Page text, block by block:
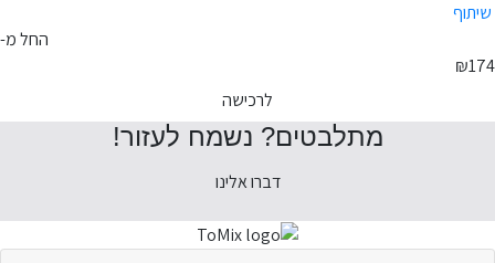
שיתוף
החל מ-
₪174
לרכישה
מתלבטים? נשמח לעזור!
דברו אלינו